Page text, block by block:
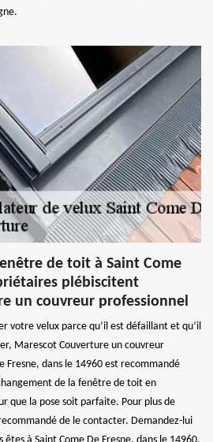
de toit à Saint Come
plébiscitent
un couvreur professionnel
votre velux parce qu’il est défaillant et qu’il
Marescot Couverture un couvreur
Fresne, dans le 14960 est recommandé
de la fenêtre de toit en
que la pose soit parfaite. Pour plus de
de le contacter. Demandez-lui